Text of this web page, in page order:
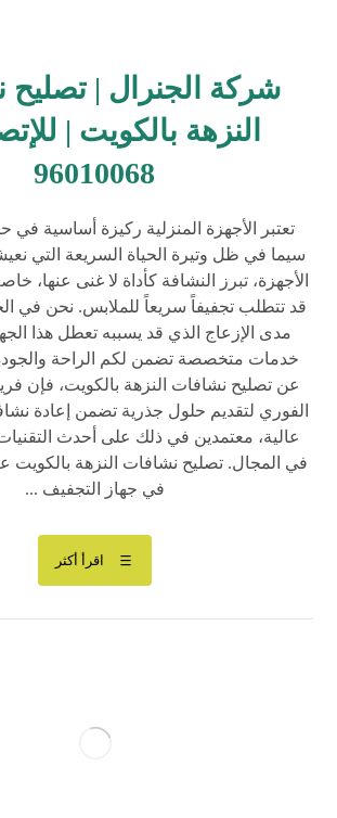
شركة الجنرال | تصليح
النزهة بالكويت |
96010068
تعتبر الأجهزة المنزلية ركيزة أساسية في
سيما في ظل وتيرة الحياة السريعة التي
الأجهزة، تبرز النشافة كأداة لا غنى عنها،
قد تتطلب تجفيفاً سريعاً للملابس. نحن في
مدى الإزعاج الذي قد يسببه تعطل هذا
خدمات متخصصة تضمن لكم الراحة
عن تصليح نشافات النزهة بالكويت، فإن
الفوري لتقديم حلول جذرية تضمن إعادة
عالية، معتمدين في ذلك على أحدث
في المجال. تصليح نشافات النزهة
في جهاز التجفيف ...
اقرأ أكثر